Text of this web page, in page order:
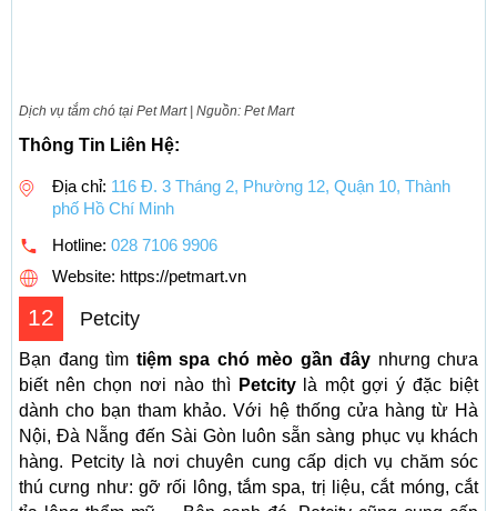
Dịch vụ tắm chó tại Pet Mart | Nguồn: Pet Mart
Thông Tin Liên Hệ:
Địa chỉ: 116 Đ. 3 Tháng 2, Phường 12, Quận 10, Thành
phố Hồ Chí Minh
Hotline: 028 7106 9906
Website: https://petmart.vn
12 Petcity
Bạn đang tìm tiệm spa chó mèo gần đây nhưng chưa
biết nên chọn nơi nào thì Petcitylà một gợi ý đặc biệt
dành cho bạn tham khảo. Với hệ thống cửa hàng từ Hà
Nội, Đà Nẵng đến Sài Gòn luôn sẵn sàng phục vụ khách
hàng. Petcity là nơi chuyên cung cấp dịch vụ chăm sóc
thú cưng như: gỡ rối lông, tắm spa, trị liệu, cắt móng, cắt